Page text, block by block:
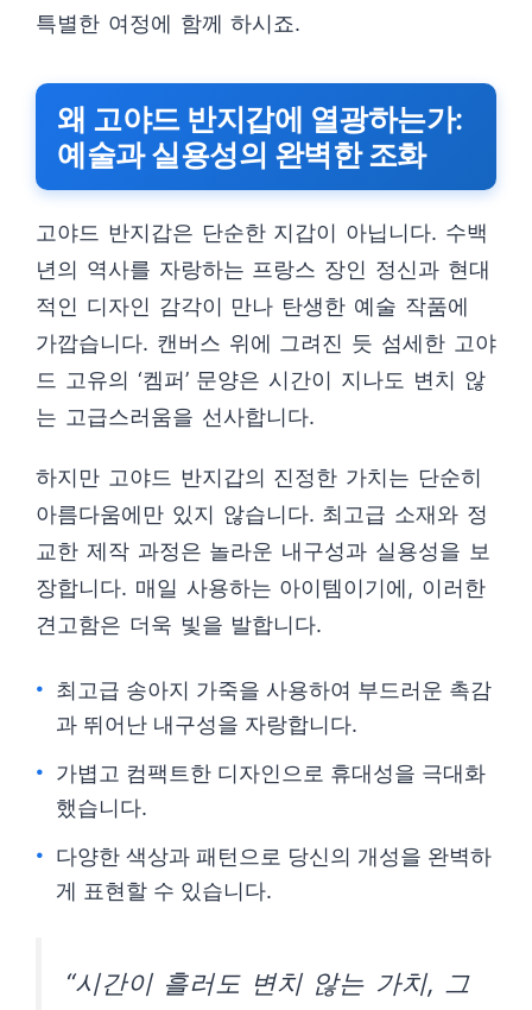
특별한 여정에 함께 하시죠.
왜 고야드 반지갑에 열광하는가:
예술과 실용성의 완벽한 조화
고야드 반지갑은 단순한 지갑이 아닙니다. 수백
년의 역사를 자랑하는 프랑스 장인 정신과 현대
적인 디자인 감각이 만나 탄생한 예술 작품에
가깝습니다. 캔버스 위에 그려진 듯 섬세한 고야
드 고유의 ‘켐퍼’ 문양은 시간이 지나도 변치 않
는 고급스러움을 선사합니다.
하지만 고야드 반지갑의 진정한 가치는 단순히
아름다움에만 있지 않습니다. 최고급 소재와 정
교한 제작 과정은 놀라운 내구성과 실용성을 보
장합니다. 매일 사용하는 아이템이기에, 이러한
견고함은 더욱 빛을 발합니다.
최고급 송아지 가죽을 사용하여 부드러운 촉감
과 뛰어난 내구성을 자랑합니다.
가볍고 컴팩트한 디자인으로 휴대성을 극대화
했습니다.
다양한 색상과 패턴으로 당신의 개성을 완벽하
게 표현할 수 있습니다.
“시간이 흘러도 변치 않는 가치, 그